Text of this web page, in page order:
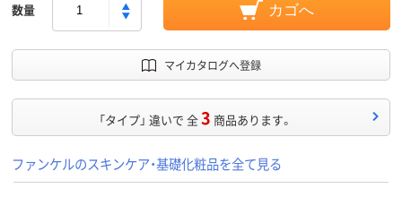
数量 カゴへ
マイカタログへ登録
「タイプ」 違いで 全3 商品あります。
ファンケルのスキンケア・基礎化粧品を全て見る